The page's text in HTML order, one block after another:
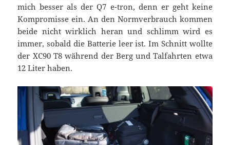
mich besser als der Q7 e-tron, denn er geht keine
Kompromisse ein. An den Normverbrauch kommen
beide nicht wirklich heran und schlimm wird es
immer, sobald die Batterie leer ist. Im Schnitt wollte
der XC90 T8 während der Berg und Talfahrten etwa
12 Liter haben.